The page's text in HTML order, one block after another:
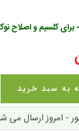
کلسیم و اصلاح
به سبد خرید
- امروز ارسال می